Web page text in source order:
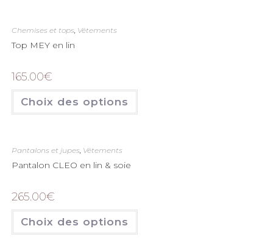
Chemises et tops, Vêtements
Top MEY en lin
165.00€
Choix des options
Pantalons et jupes Vêtements
Pantalon CLEO en lin & soie
265.00€
Choix des options